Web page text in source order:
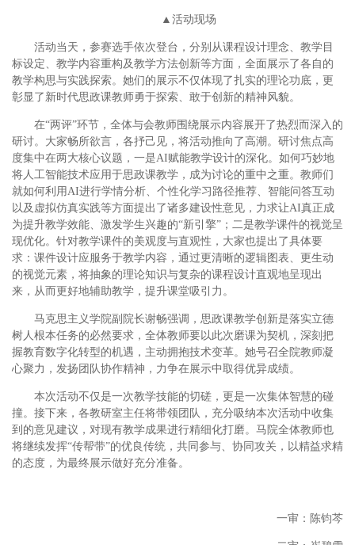
▲活动现场
活动当天，参赛选手依次登台，分别从课程设计理念、教学目
标设定、教学内容重构及教学方法创新等方面，全面展示了各自的
教学构思与实践探索。她们的展示不仅体现了扎实的理论功底，更
彰显了新时代思政课教师勇于探索、敢于创新的精神风貌。
在“两评”环节，全体与会教师围绕展示内容展开了热烈而深入的
研讨。大家畅所欲言，各抒己见，将活动推向了高潮。研讨焦点高
度集中在两大核心议题，一是AI赋能教学设计的深化。如何巧妙地
将人工智能技术应用于思政课教学，成为讨论的重中之重。教师们
就如何利用AI进行学情分析、个性化学习路径推荐、智能问答互动
以及虚拟仿真实践等方面提出了诸多建设性意见，力求让AI真正成
为提升教学效能、激发学生兴趣的“新引擎”；二是教学课件的视觉呈
现优化。针对教学课件的美观度与直观性，大家也提出了具体要
求：课件设计应服务于教学内容，通过更清晰的逻辑图表、更生动
的视觉元素，将抽象的理论知识与复杂的课程设计直观地呈现出
来，从而更好地辅助教学，提升课堂吸引力。
马克思主义学院副院长谢畅强调，思政课教学创新是落实立德
树人根本任务的必然要求，全体教师要以此次磨课为契机，深刻把
握教育数字化转型的机遇，主动拥抱技术变革。她号召全院教师凝
心聚力，发扬团队协作精神，力争在展示中取得优异成绩。
本次活动不仅是一次教学技能的切磋，更是一次集体智慧的碰
撞。接下来，各教研室主任将带领团队，充分吸纳本次活动中收集
到的意见建议，对现有教学成果进行精细化打磨。马院全体教师也
将继续发挥“传帮带”的优良传统，共同参与、协同攻关，以精益求精
的态度，为最终展示做好充分准备。
一审：陈钧芩